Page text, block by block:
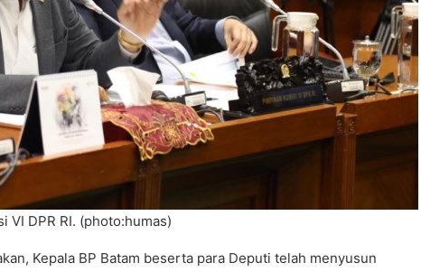
VI DPR RI. (photo:humas)
Kepala BP Batam beserta para Deputi telah menyusun